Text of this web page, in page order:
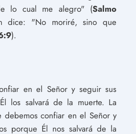
lo cual me alegro" (Salmo
dice: "No moriré, sino que
).
en el Señor y seguir sus
los salvará de la muerte. La
debemos confiar en el Señor y
porque Él nos salvará de la